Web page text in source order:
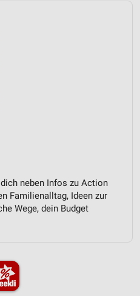
neben Infos zu Action
Familienalltag, Ideen zur
Wege, dein Budget